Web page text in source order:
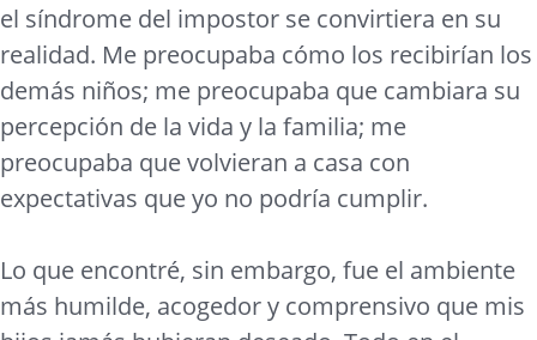
el síndrome del impostor se convirtiera en su
realidad. Me preocupaba cómo los recibirían los
demás niños; me preocupaba que cambiara su
percepción de la vida y la familia; me
preocupaba que volvieran a casa con
expectativas que yo no podría cumplir.
Lo que encontré, sin embargo, fue el ambiente
más humilde, acogedor y comprensivo que mis